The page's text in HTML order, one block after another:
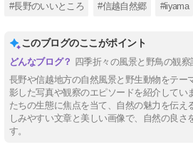
#長野のいいところ #信越自然郷 #iiyama
このブログのここがポイント
四季折々の風景と野鳥の観察
長野や信越地方の自然風景と野生動物をテー
影した写真や観察のエピソードを紹介してい
たちの生態に焦点を当て、自然の魅力を伝え
しみやすい文章と美しい画像で、自然の良さ
す。